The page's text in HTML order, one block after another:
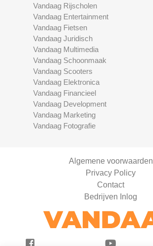
Vandaag Rijscholen
Vandaag Entertainment
Vandaag Fietsen
Vandaag Juridisch
Vandaag Multimedia
Vandaag Schoonmaak
Vandaag Scooters
Vandaag Elektronica
Vandaag Financieel
Vandaag Development
Vandaag Marketing
Vandaag Fotografie
Algemene voorwaarden
Privacy Policy
Contact
Bedrijven Inlog